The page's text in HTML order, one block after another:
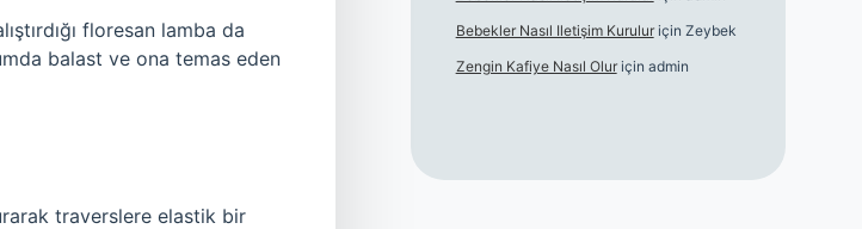
floresan lamba da
balast ve ona temas eden
traverslere elastik bir
Bebekler Nasıl Iletişim Kuruluriçin Zeybek
Zengin Kafiye Nasıl Oluriçin admin